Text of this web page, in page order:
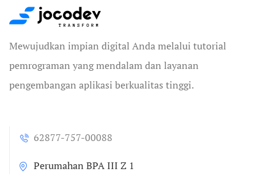
Mewujudkan impian digital Anda melalui tutorial
pemrograman yang mendalam dan layanan
pengembangan aplikasi berkualitas tinggi.
62877-757-00088
Perumahan BPA III Z 1